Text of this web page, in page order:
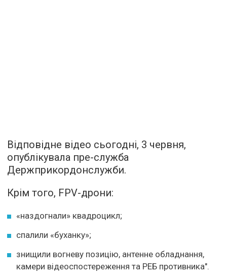
Відповідне відео сьогодні, 3 червня,
опублікувала пре-служба
Держприкордонслужби.
Крім того, FPV-дрони:
«наздогнали» квадроцикл;
спалили «буханку»;
знищили вогневу позицію, антенне обладнання,
камери відеоспостереження та РЕБ противника".